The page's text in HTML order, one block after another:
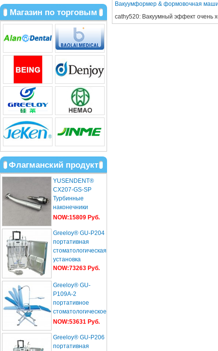
Вакуумформер & формовочная
cathy520: Вакуумный эффект очень
Магазин по торговым
Флагманский продукт
YUSENDENT®
CX207-GS-SP
Турбинные
наконечники
Световодас
стандартной ...
NOW:15809 Руб.
Greeloy® GU-P204
портативная
стоматологическая
установка
NOW:73263 Руб.
Greeloy® GU-
P109A-2
портативное
стоматологическое
кресло
NOW:53631 Руб.
Greeloy® GU-P206
портативная